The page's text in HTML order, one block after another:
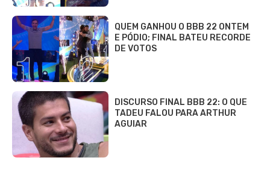
QUEM GANHOU O BBB 22 ONTEM
E PÓDIO; FINAL BATEU RECORDE
DE VOTOS
DISCURSO FINAL BBB 22: O QUE
TADEU FALOU PARA ARTHUR
AGUIAR